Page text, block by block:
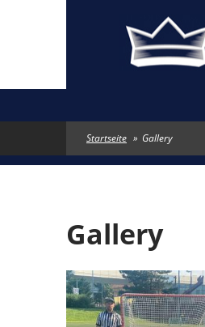
Startseite » Gallery
Gallery